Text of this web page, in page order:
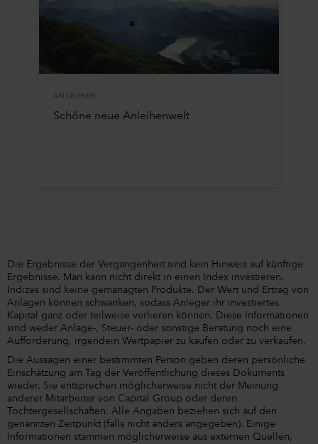
ANLEIHEN
Schöne neue Anleihenwelt
Die Ergebnisse der Vergangenheit sind kein Hinweis auf künftige
Ergebnisse. Man kann nicht direkt in einen Index investieren.
Indizes sind keine gemanagten Produkte. Der Wert und Ertrag von
Anlagen können schwanken, sodass Anleger ihr investiertes
Kapital ganz oder teilweise verlieren können. Diese Informationen
sind weder Anlage-, Steuer- oder sonstige Beratung noch eine
Aufforderung, irgendein Wertpapier zu kaufen oder zu verkaufen.
Die Aussagen einer bestimmten Person geben deren persönliche
Einschätzung am Tag der Veröffentlichung dieses Dokuments
wieder. Sie entsprechen möglicherweise nicht der Meinung
anderer Mitarbeiter von Capital Group oder deren
Tochtergesellschaften. Alle Angaben beziehen sich auf den
genannten Zeitpunkt (falls nicht anders angegeben). Einige
Informationen stammen möglicherweise aus externen Quellen,